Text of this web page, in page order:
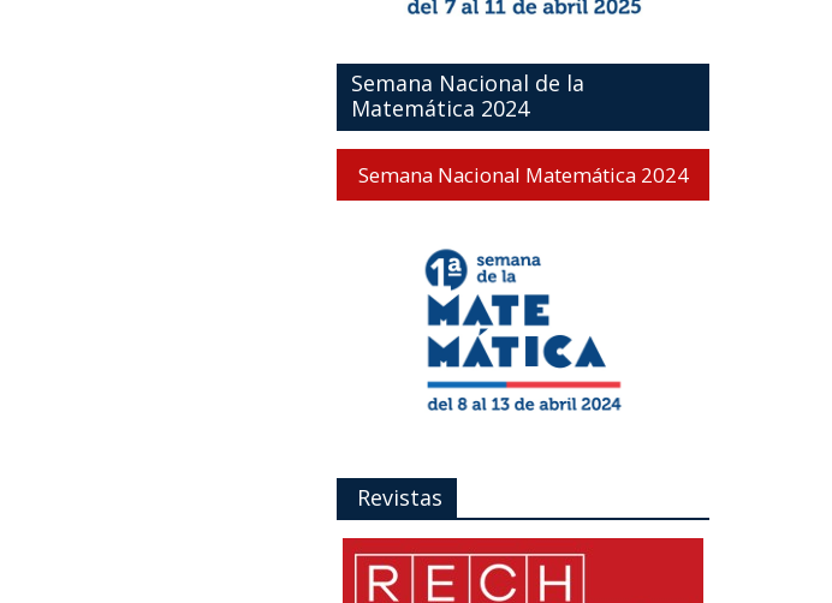
Semana Nacional de la
Matemática 2024
Semana Nacional Matemática 2024
Revistas